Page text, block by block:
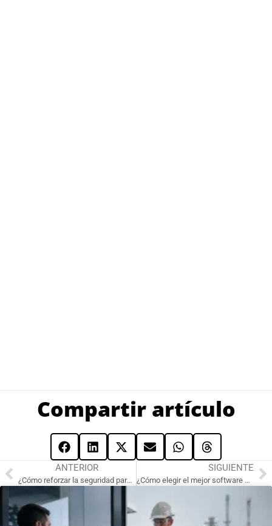
Compartir artículo
ANTERIOR
¿Cómo reforzar la seguridad para oficinas con un sistema de control de acceso?
SIGUIENTE
¿Cómo elegir el mejor software para centros deportivos según el tamaño de tu negocio?